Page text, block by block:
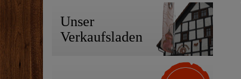
Unser
Verkaufsladen